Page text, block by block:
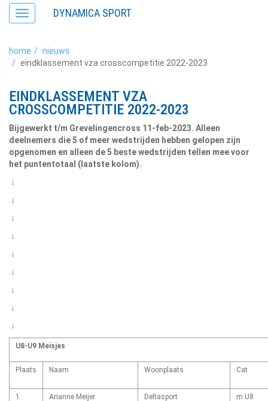
Toggle
navigation
DYNAMICA SPORT
home
nieuws
eindklassement vza crosscompetitie 2022-2023
EINDKLASSEMENT VZA
CROSSCOMPETITIE 2022-2023
Bijgewerkt t/m Grevelingencross 11-feb-2023. Alleen
deelnemers die 5 of meer wedstrijden hebben gelopen zijn
opgenomen en alleen de 5 beste wedstrijden tellen mee voor
het puntentotaal (laatste kolom).
↓
↓
↓
↓
↓
↓
↓
↓
↓
U8-U9 Meisjes
Plaats Naam Woonplaats Cat
1 Arianne Meijer Deltasport m U8